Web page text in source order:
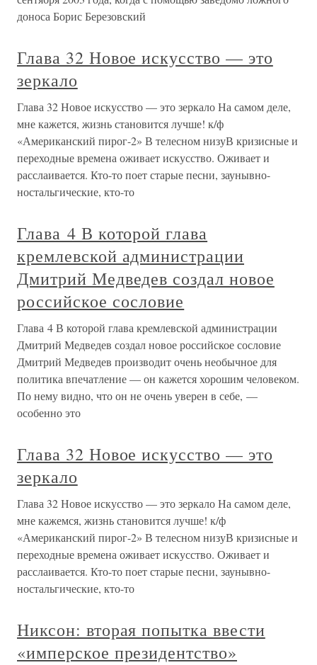
доноса Борис Березовский
Глава 32 Новое искусство — это
зеркало
Глава 32 Новое искусство — это зеркало На самом деле,
мне кажется, жизнь становится лучше! к/ф
«Американский пирог-2» В телесном низуВ кризисные и
переходные времена оживает искусство. Оживает и
расслаивается. Кто-то поет старые песни, заунывно-
ностальгические, кто-то
Глава 4 В которой глава
кремлевской администрации
Дмитрий Медведев создал новое
российское сословие
Глава 4 В которой глава кремлевской администрации
Дмитрий Медведев создал новое российское сословие
Дмитрий Медведев производит очень необычное для
политика впечатление — он кажется хорошим человеком.
По нему видно, что он не очень уверен в себе, —
особенно это
Глава 32 Новое искусство — это
зеркало
Глава 32 Новое искусство — это зеркало На самом деле,
мне кажемся, жизнь становится лучше! к/ф
«Американский пирог-2» В телесном низуВ кризисные и
переходные времена оживает искусство. Оживает и
расслаивается. Кто-то поет старые песни, заунывно-
ностальгические, кто-то
Никсон: вторая попытка ввести
«имперское президентство»